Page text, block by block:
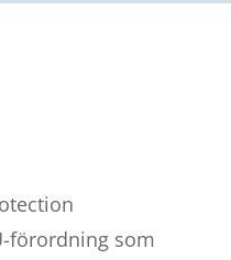
förordning som